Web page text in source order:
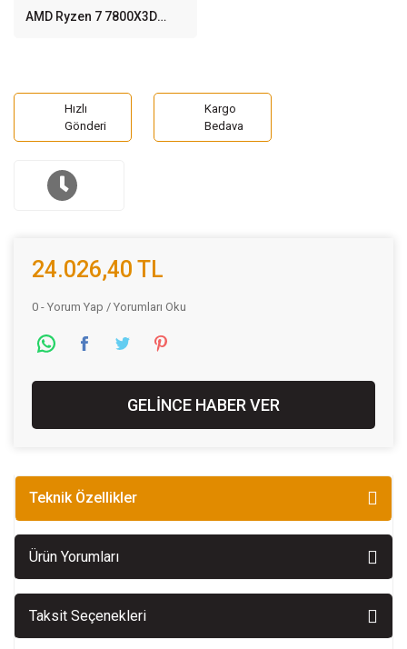
AMD Ryzen 7 7800X3D
Hızlı
Gönderi
Kargo
Bedava
24.026,40 TL
0 - Yorum Yap / Yorumları Oku
GELİNCE HABER VER
Teknik Özellikler
Ürün Yorumları
Taksit Seçenekleri